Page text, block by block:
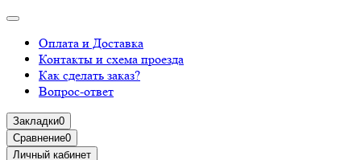
Оплата и Доставка
Контакты и схема проезда
Как сделать заказ?
Вопрос-ответ
Закладки0
Сравнение0
Личный кабинет